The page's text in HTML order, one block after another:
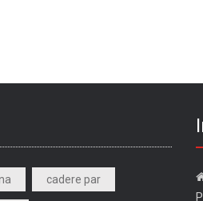
cadere par